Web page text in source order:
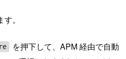
。
を押下して、APM 経由で自動